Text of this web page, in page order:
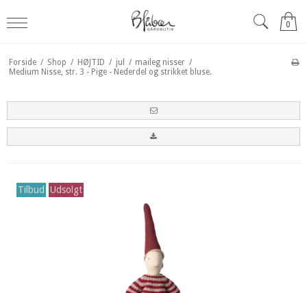
0
Forside / Shop / HØJTID / jul / maileg nisser /
Medium Nisse, str. 3 - Pige - Nederdel og strikket bluse.
Tilbud Udsolgt